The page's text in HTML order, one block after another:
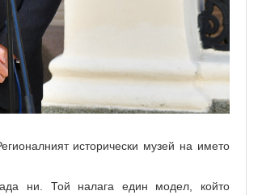
исторически музей на името
ни. Той налага един модел, който